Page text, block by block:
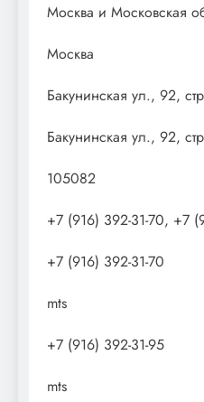
Москва и Московская
Москва
Бакунинская ул., 92,
Бакунинская ул., 92,
105082
+7 (916) 392-31-70, +7
+7 (916) 392-31-70
mts
+7 (916) 392-31-95
mts